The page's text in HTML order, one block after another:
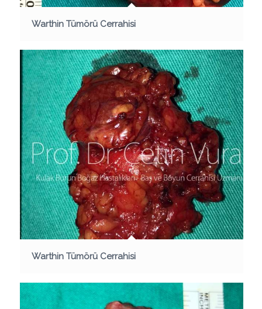
Warthin Tümörü Cerrahisi
Warthin Tümörü Cerrahisi